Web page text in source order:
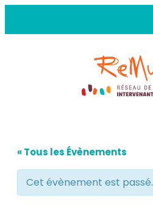
« Tous les Évènements
Cet évènement est passé.